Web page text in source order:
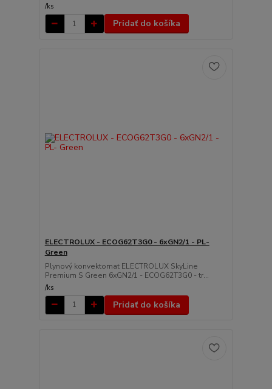
/ks
Pridať do košíka
ELECTROLUX - ECOG62T3G0 - 6xGN2/1 - PL-
Green
Plynový konvektomat ELECTROLUX SkyLine
Premium S Green 6xGN2/1 - ECOG62T3G0 - tr...
/ks
Pridať do košíka